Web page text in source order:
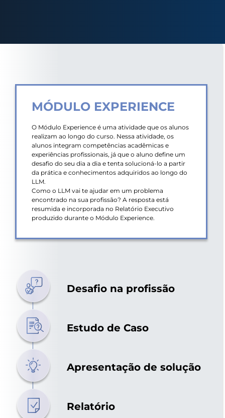
MÓDULO EXPERIENCE
O Módulo Experience é uma atividade que os alunos
realizam ao longo do curso. Nessa atividade, os
alunos integram competências acadêmicas e
experiências profissionais, já que o aluno define um
desafio do seu dia a dia e tenta solucioná-lo a partir
da prática e conhecimentos adquiridos ao longo do
LLM.
Como o LLM vai te ajudar em um problema
encontrado na sua profissão? A resposta está
resumida e incorporada no Relatório Executivo
produzido durante o Módulo Experience.
Desafio na profissão
Estudo de Caso
Apresentação de solução
Relatório